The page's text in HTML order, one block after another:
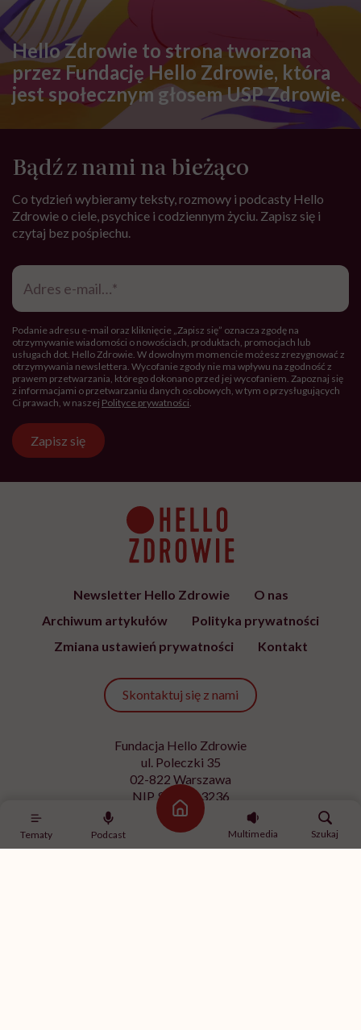
Tematy Podcast
Strona główna
Multimedia
Szukaj
Hello Zdrowie to strona tworzona
przez Fundację Hello Zdrowie, która
jest społecznym głosem USP Zdrowie.
Bądź z nami na bieżąco
Co tydzień wybieramy teksty, rozmowy i podcasty Hello
Zdrowie o ciele, psychice i codziennym życiu. Zapisz się i
czytaj bez pośpiechu.
Adres
mail*
Podanie adresu e-mail oraz kliknięcie „Zapisz się” oznacza zgodę na
otrzymywanie wiadomości o nowościach, produktach, promocjach lub
usługach dot. Hello Zdrowie. W dowolnym momencie możesz zrezygnować z
otrzymywania newslettera. Wycofanie zgody nie ma wpływu na zgodność z
prawem przetwarzania, którego dokonano przed jej wycofaniem. Zapoznaj się
z informacjami o przetwarzaniu danych osobowych, w tym o przysługujących
Ci prawach, w naszej Polityce prywatności.
Zapisz się
Newsletter Hello Zdrowie
O nas
Archiwum artykułów
Polityka prywatności
Zmiana ustawień prywatności
Kontakt
Skontaktuj się z nami
Fundacja Hello Zdrowie
ul. Poleczki 35
02-822 Warszawa
NIP 9512613236
Kontakt z redakcją
redakcja@hellozdrowie.pl